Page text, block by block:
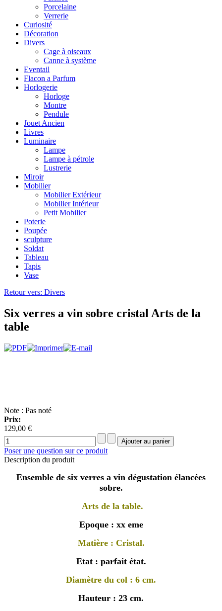
Porcelaine
Verrerie
Curiosité
Décoration
Divers
Cage à oiseaux
Canne à système
Eventail
Flacon a Parfum
Horlogerie
Horloge
Montre
Pendule
Jouet Ancien
Livres
Luminaire
Lampe
Lampe à pétrole
Lustrerie
Miroir
Mobilier
Mobilier Extérieur
Mobilier Intérieur
Petit Mobilier
Poterie
Poupée
sculpture
Soldat
Tableau
Tapis
Vase
Retour vers: Divers
Six verres a vin sobre cristal Arts de la
table
Note : Pas noté
Prix:
129,00 €
Poser une question sur ce produit
Description du produit
Ensemble de six verres a vin dégustation élancées
sobre.
Arts de la table.
Epoque : xx eme
Matière : Cristal.
Etat : parfait état.
Diamètre du col : 6 cm.
Hauteur : 23 cm.